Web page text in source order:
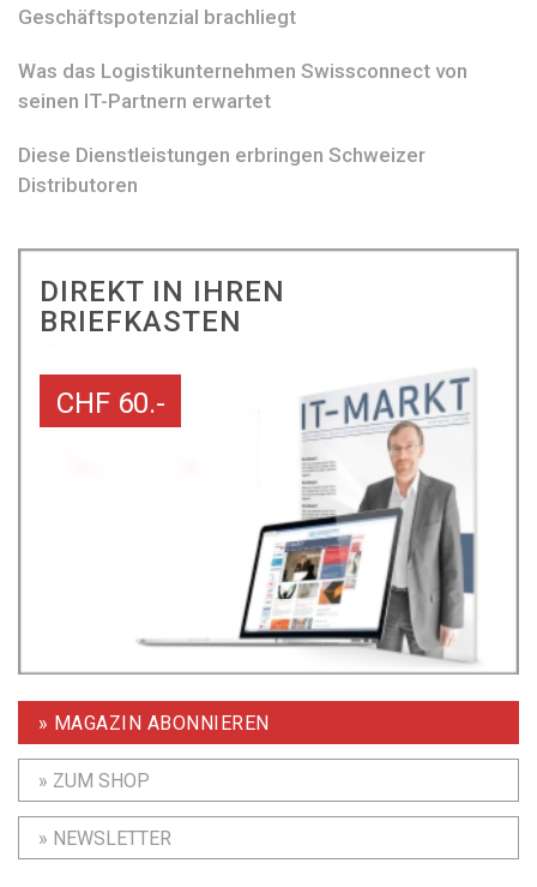
Geschäftspotenzial brachliegt
Was das Logistikunternehmen Swissconnect von
seinen IT-Partnern erwartet
Diese Dienstleistungen erbringen Schweizer
Distributoren
DIREKT IN IHREN
BRIEFKASTEN
CHF 60.-
» MAGAZIN ABONNIEREN
» ZUM SHOP
» NEWSLETTER